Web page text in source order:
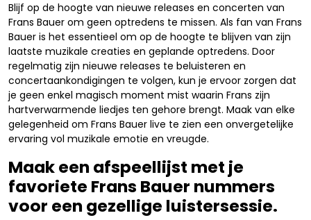
Blijf op de hoogte van nieuwe releases en concerten van
Frans Bauer om geen optredens te missen. Als fan van Frans
Bauer is het essentieel om op de hoogte te blijven van zijn
laatste muzikale creaties en geplande optredens. Door
regelmatig zijn nieuwe releases te beluisteren en
concertaankondigingen te volgen, kun je ervoor zorgen dat
je geen enkel magisch moment mist waarin Frans zijn
hartverwarmende liedjes ten gehore brengt. Maak van elke
gelegenheid om Frans Bauer live te zien een onvergetelijke
ervaring vol muzikale emotie en vreugde.
Maak een afspeellijst met je
favoriete Frans Bauer nummers
voor een gezellige luistersessie.